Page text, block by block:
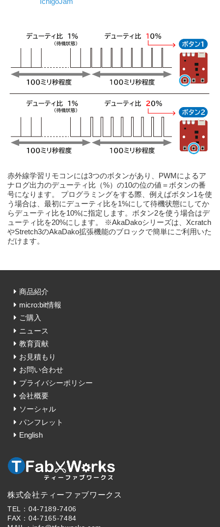
赤外線学習リモコンには3つのボタンがあり、PWMによるア
ナログ出力のデューティ比（%）の10の位の値＝ボタンの番
号になります。 プログラミングをする際、例えばボタン1を使
う場合は、最初にデューティ比を1%にして待機状態にしてか
らデューティ比を10%に指定します。ボタン2を使う場合はデ
ューティ比を20%にします。 ※AkaDakoシリーズは、Xcratch
やStretch3のAkaDako拡張機能のブロックで簡単にご利用いた
だけます。
商品紹介
micro:bit情報
ご購入
ニュース
教育貢献
お見積もり
お問い合わせ
プライバシーポリシー
会社概要
ソーシャル
パンフレット
English
株式会社ティーファブワークス
TEL：04-7189-7406
FAX：04-7165-7484